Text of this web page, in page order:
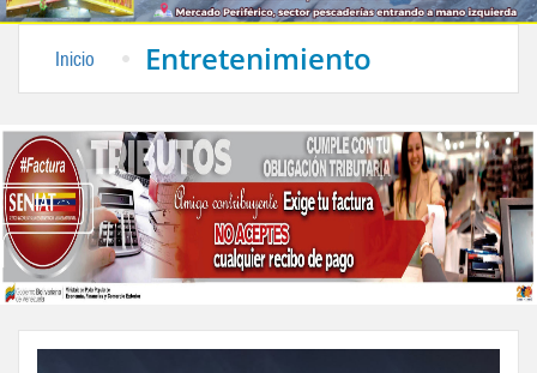
Inicio Entretenimiento